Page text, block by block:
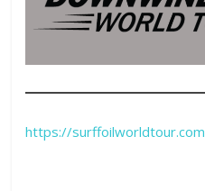
https://surffoilworldtour.com